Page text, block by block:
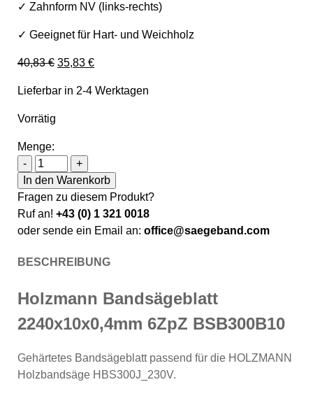
✓ Zahnform NV (links-rechts)
✓ Geeignet für Hart- und Weichholz
40,83€ Ursprünglicher Preis war: 40,83 €
35,83 €Aktueller Preis ist: 35,83 €.
Lieferbar in 2-4 Werktagen
Vorrätig
Menge:
-
Holzmann Bandsägeblatt 2240x10x0,4mm 6ZpZ
+
In den Warenkorb
Fragen zu diesem Produkt?
Ruf an! +43 (0) 1 321 0018
oder sende ein Email an: office@saegeband.com
BESCHREIBUNG
Holzmann Bandsägeblatt
2240x10x0,4mm 6ZpZ BSB300B10
Gehärtetes Bandsägeblatt passend für die HOLZMANN
Holzbandsäge HBS300J_230V.